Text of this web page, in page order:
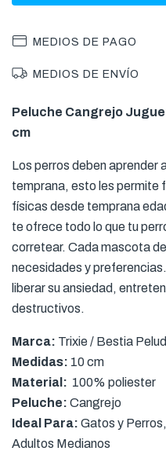
MEDIOS DE PAGO
MEDIOS DE ENVÍO
Peluche Cangrejo
cm
Los perros deben aprender
temprana, esto les permite
físicas desde temprana
te ofrece todo lo que tu
corretear. Cada mascota
necesidades y
liberar su ansiedad,
destructivos.
Marca: Trixie / Bestia
Medidas: 10 cm
Material: 100% poliester
Peluche: Cangrejo
Ideal Para: Gatos y
Adultos Medianos